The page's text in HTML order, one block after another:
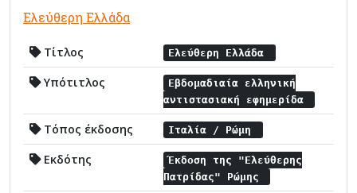
Ελεύθερη Ελλάδα
Τίτλος Ελεύθερη Ελλάδα
Υπότιτλος
Εβδομαδιαία ελληνική
αντιστασιακή εφημερίδα
Τόπος έκδοσης Ιταλία / Ρώμη
Εκδότης
Έκδοση της "Ελεύθερης
Πατρίδας" Ρώμης